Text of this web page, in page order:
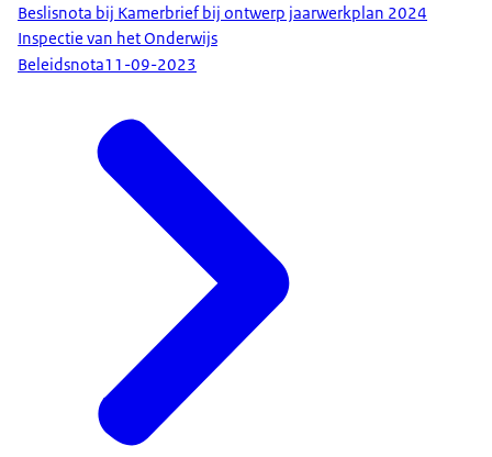
Beslisnota bij Kamerbrief bij ontwerp jaarwerkplan 2024
Inspectie van het Onderwijs
Beleidsnota11-09-2023